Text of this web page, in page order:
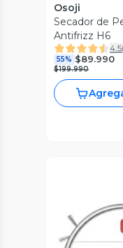
Osoji
Secador de
Antifrizz H6
4.5(
55% $89.990
$199.990